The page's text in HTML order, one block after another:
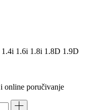
online poručivanje